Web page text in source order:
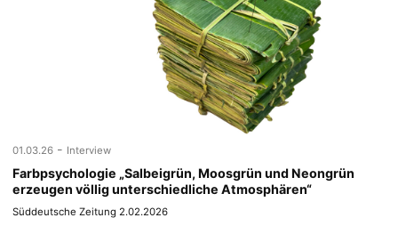
01.03.26 - Interview
Farbpsychologie „Salbeigrün, Moosgrün und Neongrün
erzeugen völlig unterschiedliche Atmosphären“
Süddeutsche Zeitung 2.02.2026